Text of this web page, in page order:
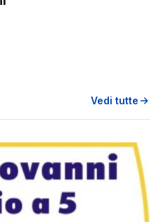
Vedi tutte